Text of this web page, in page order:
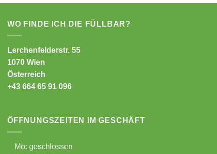
WO FINDE ICH DIE FÜLLBAR?
Lerchenfelderstr. 55
1070 Wien
Österreich
+43 664 65 91 096
ÖFFNUNGSZEITEN IM GESCHÄFT
Mo: geschlossen